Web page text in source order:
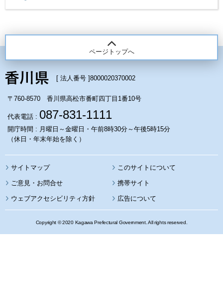
ページトップへ
[ 法人番号 ]8000020370002
〒760-8570 香川県高松市番町四丁目1番10号
代表電話 : 087-831-1111
開庁時間 : 月曜日～金曜日・午前8時30分～午後5時15分
（休日・年末年始を除く）
サイトマップ このサイトについて
携帯サイト
ウェブアクセシビリティ方針 広告について
Copyright © 2020 Kagawa Prefectural Government. All rights reserved.